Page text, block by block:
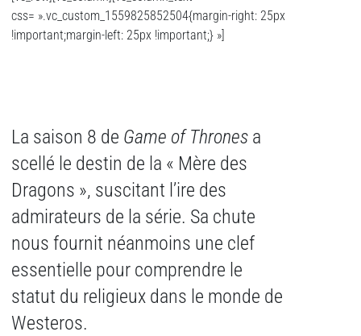
css= ».vc_custom_1559825852504{margin-right: 25px
!important;margin-left: 25px !important;} »]
La saison 8 de Game of Thrones a
scellé le destin de la « Mère des
Dragons », suscitant l’ire des
admirateurs de la série. Sa chute
nous fournit néanmoins une clef
essentielle pour comprendre le
statut du religieux dans le monde de
Westeros.